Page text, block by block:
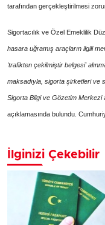
tarafından gerçekleştirilmesi
Sigortacılık ve Özel Emeklilik
hasara uğramış araçların ilgili
'trafikten çekilmiştir belgesi'
maksadıyla, sigorta şirketleri ve
Sigorta Bilgi ve Gözetim Merkezi
açıklamasında bulundu.
İlginizi Çekebilir